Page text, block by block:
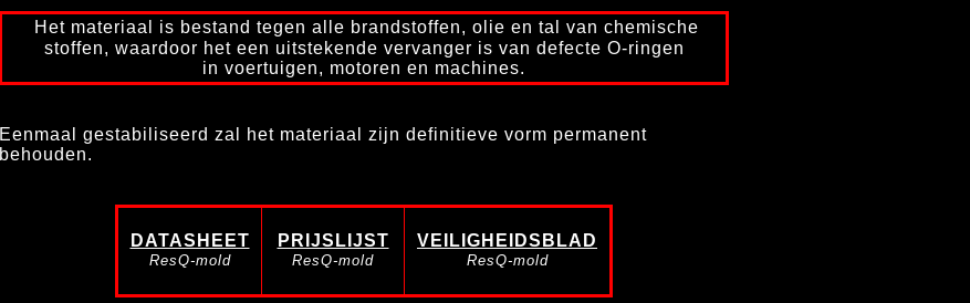
Het materiaal is bestand tegen alle brandstoffen, olie en tal van chemische
stoffen, waardoor het een uitstekende vervanger is van defecte O-ringen
in voertuigen, motoren en machines.
Eenmaal gestabiliseerd zal het materiaal zijn definitieve vorm permanent
behouden.
DATASHEET
ResQ-mold
PRIJSLIJST
ResQ-mold
VEILIGHEIDSBLAD
ResQ-mold